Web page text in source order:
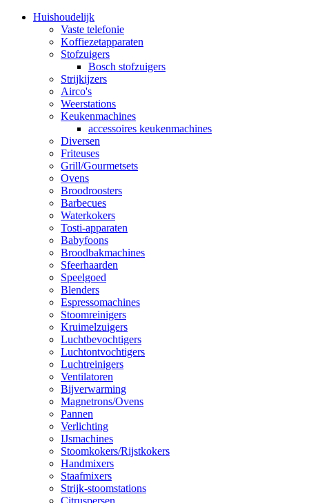
Huishoudelijk
Vaste telefonie
Koffiezetapparaten
Stofzuigers
Bosch stofzuigers
Strijkijzers
Airco's
Weerstations
Keukenmachines
accessoires keukenmachines
Diversen
Friteuses
Grill/Gourmetsets
Ovens
Broodroosters
Barbecues
Waterkokers
Tosti-apparaten
Babyfoons
Broodbakmachines
Sfeerhaarden
Speelgoed
Blenders
Espressomachines
Stoomreinigers
Kruimelzuigers
Luchtbevochtigers
Luchtontvochtigers
Luchtreinigers
Ventilatoren
Bijverwarming
Magnetrons/Ovens
Pannen
Verlichting
IJsmachines
Stoomkokers/Rijstkokers
Handmixers
Staafmixers
Strijk-stoomstations
Citruspersen